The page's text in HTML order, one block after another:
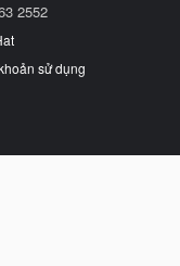
2552
sử dụng